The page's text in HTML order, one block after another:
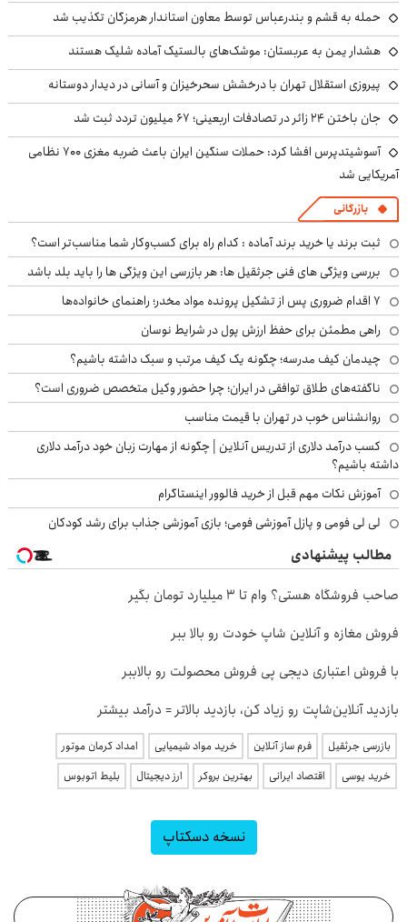
حمله به قشم و بندرعباس توسط معاون استاندار هرمزگان تکذیب شد
هشدار یمن به عربستان: موشک‌های بالستیک آماده شلیک هستند
پیروزی استقلال تهران با درخشش سحرخیزان و آسانی در دیدار دوستانه
جان باختن ۲۴ زائر در تصادفات اربعینی؛ ۶۷ میلیون تردد ثبت شد
آسوشیتدپرس افشا کرد: حملات سنگین ایران باعث ضربه مغزی ۷۰۰ نظامی
آمریکایی شد
بازرگانی
ثبت برند یا خرید برند آماده : کدام راه برای کسب‌وکار شما مناسب‌تر است؟
بررسی ویژگی های فنی جرثقیل ها: هر بازرسی این ویژگی ها را باید بلد باشد
۷ اقدام ضروری پس از تشکیل پرونده مواد مخدر؛ راهنمای خانواده‌ها
راهی مطمئن برای حفظ ارزش پول در شرایط نوسان
چیدمان کیف مدرسه؛ چگونه یک کیف مرتب و سبک داشته باشیم؟
ناگفته‌های طلاق توافقی در ایران؛ چرا حضور وکیل متخصص ضروری است؟
روانشناس خوب در تهران با قیمت مناسب
کسب درآمد دلاری از تدریس آنلاین | چگونه از مهارت زبان خود درآمد دلاری
داشته باشیم؟
آموزش نکات مهم قبل از خرید فالوور اینستاگرام
لی لی فومی و پازل آموزشی فومی؛ بازی آموزشی جذاب برای رشد کودکان
مطالب پیشنهادی
صاحب فروشگاه هستی؟ وام تا ۳ میلیارد تومان بگیر
فروش مغازه و آنلاین شاپ خودت رو بالا ببر
با فروش اعتباری دیجی پی فروش محصولت رو بالاببر
بازدید آنلاین‌شاپت رو زیاد کن، بازدید بالاتر = درآمد بیشتر
بازرسی جرثقیل فرم ساز آنلاین خرید مواد شیمیایی
امداد کرمان موتور
خرید یوسی
اقتصاد ایرانی بهترین بروکر ارز دیجیتال بلیط اتوبوس
نسخه دسکتاپ